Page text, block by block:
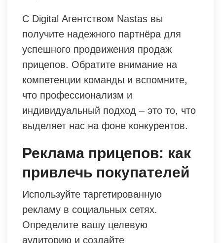
С Digital Агентством Nastas вы
получите надежного партнёра для
успешного продвижения продаж
прицепов. Обратите внимание на
компетенции команды и вспомните,
что профессионализм и
индивидуальный подход – это то, что
выделяет нас на фоне конкурентов.
Реклама прицепов: как
привлечь покупателей
Используйте таргетированную
рекламу в социальных сетях.
Определите вашу целевую
аудиторию и создайте